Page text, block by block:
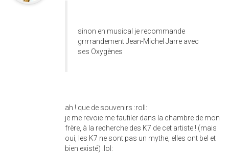
sinon en musical je recommande
grrrrandement Jean-Michel Jarre avec
ses Oxygènes
ah ! que de souvenirs :roll:
je me revoie me faufiler dans la chambre de mon
frère, à la recherche des K7 de cet artiste ! (mais
oui, les K7 ne sont pas un mythe, elles ont bel et
bien existé) :lol: